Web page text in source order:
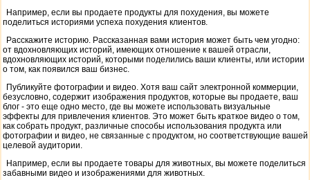
Например, если вы продаете продукты для похудения, вы можете
поделиться историями успеха похудения клиентов.
Расскажите историю. Рассказанная вами история может быть чем угодно:
от вдохновляющих историй, имеющих отношение к вашей отрасли,
вдохновляющих историй, которыми поделились ваши клиенты, или истории
о том, как появился ваш бизнес.
Публикуйте фотографии и видео. Хотя ваш сайт электронной коммерции,
безусловно, содержит изображения продуктов, которые вы продаете, ваш
блог - это еще одно место, где вы можете использовать визуальные
эффекты для привлечения клиентов. Это может быть краткое видео о том,
как собрать продукт, различные способы использования продукта или
фотографии и видео, не связанные с продуктом, но соответствующие вашей
целевой аудитории.
Например, если вы продаете товары для животных, вы можете поделиться
забавными видео и изображениями для животных.